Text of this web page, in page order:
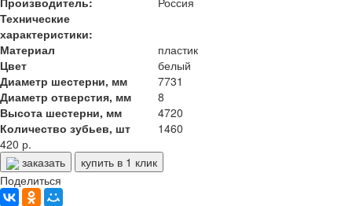
Технические
характеристики:
Материал
пластик
Цвет
белый
Диаметр шестерни, мм
7731
Диаметр отверстия, мм
8
Высота шестерни, мм
4720
Количество зубьев, шт
1460
420 р.
заказать
купить в 1 клик
Поделиться